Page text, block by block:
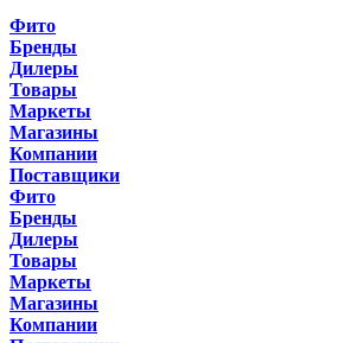
Фито
Бренды
Дилеры
Товары
Маркеты
Магазины
Компании
Поставщики
Фито
Бренды
Дилеры
Товары
Маркеты
Магазины
Компании